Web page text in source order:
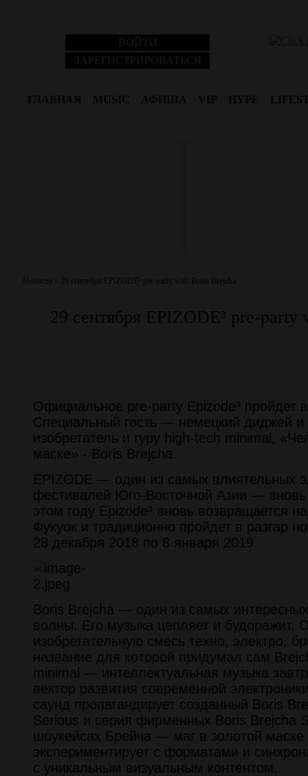
ВОЙТИ
ЗАРЕГИСТРИРОВАТЬСЯ
ГЛАВНАЯ MUSIC АФИША VIP HYPE
Новости » 29 сентября EPIZODE³ pre-party with Boris Brejcha.
29 сентября EPIZODE³ pre-
Официальное pre-party Epizode³ пройдет
Специальный гость — немецкий диджей
изобретатель и гуру high-tech minimal,
маске» - Boris Brejcha.
EPIZODE — один из самых влиятельных
фестивалей Юго-Восточной Азии — вновь
этом году Epizode³ вновь возвращается
Фукуок и традиционно пройдет в разгар
28 декабря 2018 по 8 января 2019.
Boris Brejcha — один из самых
волны. Его музыка цепляет и будоражит.
изобретательную смесь техно, электро,
название для которой придумал сам
minimal — интеллектуальная музыка
вектор развития современной
саунд пропагандирует созданный Boris
Serious и серия фирменных Boris Brejcha
шоукейсах Брейча — маг в золотой
экспериментирует с форматами и
с уникальным визуальным контентом.